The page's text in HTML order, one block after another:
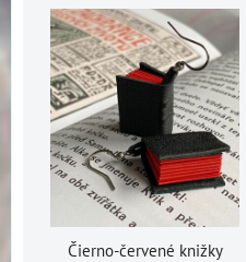
Čierno-červené knižky